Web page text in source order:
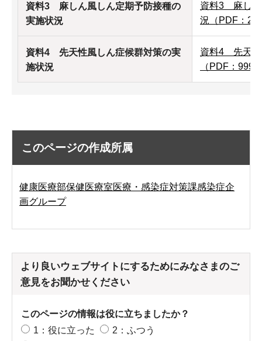
資料3 麻しん風しん定期予防接種の
実施状況
資料3 麻しん
況（PDF：
資料4 先天性風しん症候群対策の実
施状況
資料4 先天性
（PDF：
このページの作成所属
健康医療部保健医療室医療・感染症対策課感染症企
画グループ
より良いウェブサイトにするためにみなさまのご
意見をお聞かせください
このページの情報は役に立ちましたか？
1：役に立った
2：ふつう